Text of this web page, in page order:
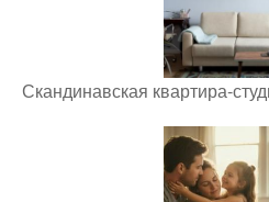
Скандинавская квартира-